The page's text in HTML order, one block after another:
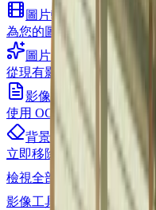
圖片轉換為視訊
為您的圖像製作動畫和視訊
圖片至提示
從現有影像中擷取高品質提
影像轉文字
使用 OCR 擷取影像中的文
背景移除
立即移除影像背景
檢視全部
影像工具